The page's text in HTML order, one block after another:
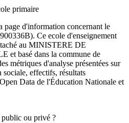
primaire
page d'information concernant le
). Ce ecole d'enseignement
au MINISTERE DE
et basé dans la commune de
métriques d'analyse présentées sur
effectifs, résultats
Data de l'Éducation Nationale et
ou privé ?